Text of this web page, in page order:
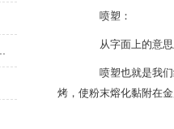
喷塑：
从字面上的意思上
喷塑也就是我们
烤，使粉末熔化黏附在